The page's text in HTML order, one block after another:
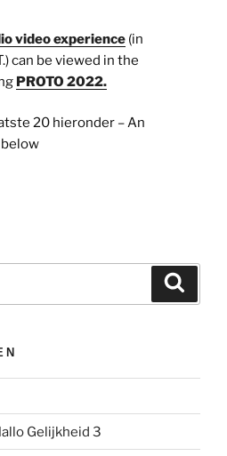
video experience (in
can be viewed in the
PROTO 2022.
20 hieronder – An
Gelijkheid 3